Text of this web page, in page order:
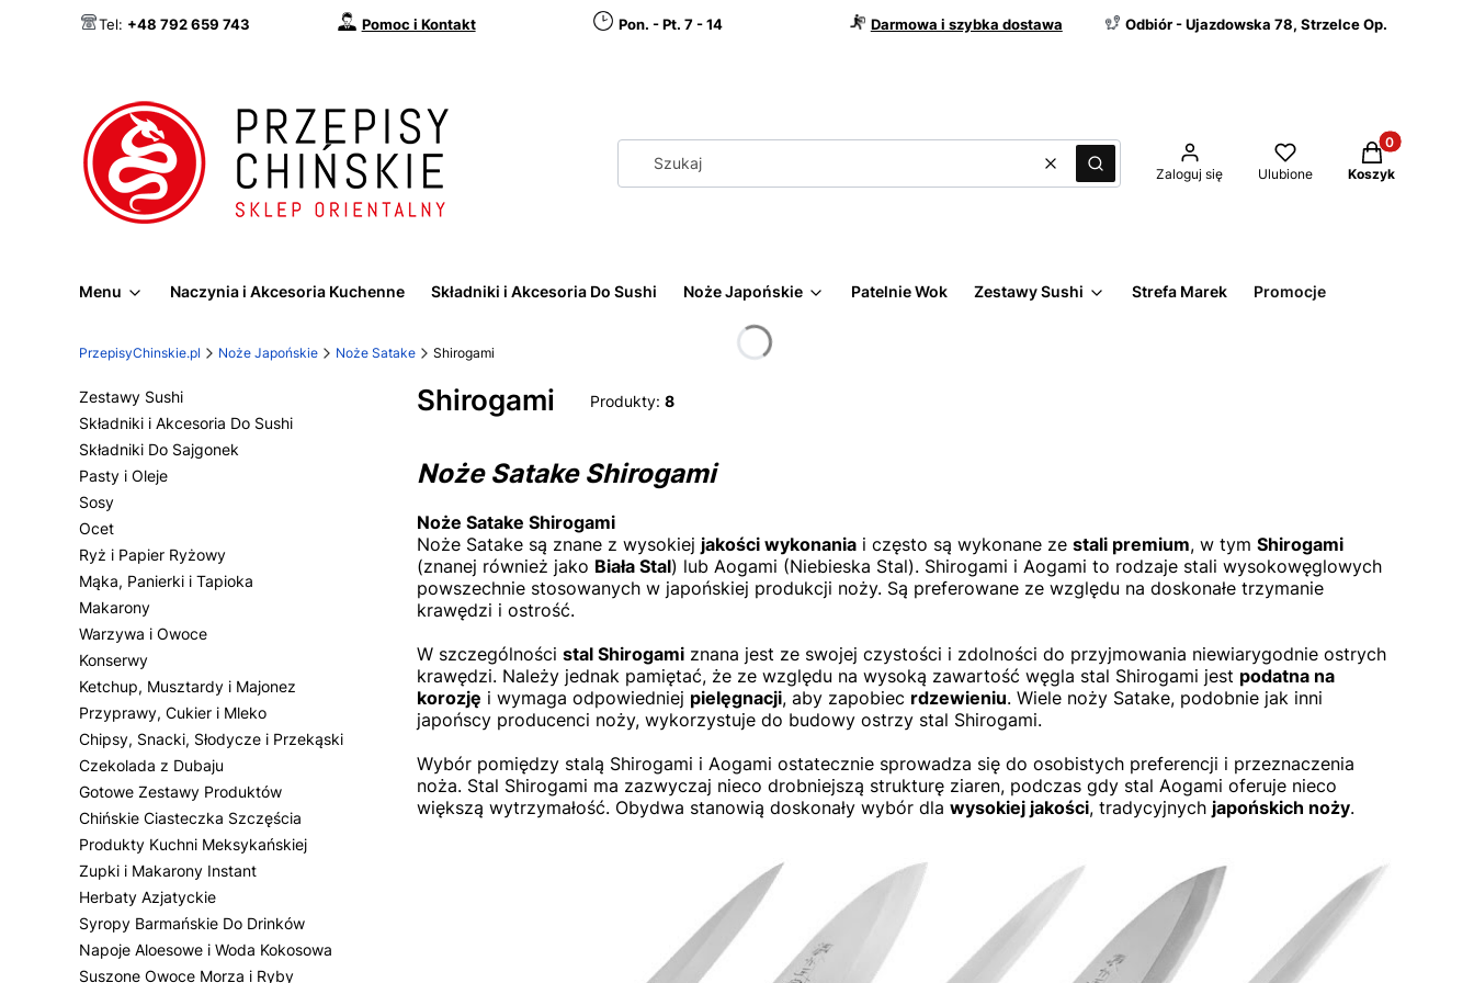
Tel: +48 792 659 743 Pomoc i Kontakt Pon. - Pt. 7 - 14 Darmowa i szybka dostawa Odbiór - Ujazdowska 78, Strzelce Op.
WyczyśćSzukaj Zaloguj się Ulubione
Produkty w
Koszyk
Menu Naczynia i Akcesoria Kuchenne Składniki i Akcesoria Do Sushi Noże Japońskie Patelnie Wok Zestawy Sushi Strefa Marek Promocje
PrzepisyChinskie.pl Noże Japońskie Noże Satake Shirogami
Zestawy Sushi
Składniki i Akcesoria Do Sushi
Składniki Do Sajgonek
Pasty i Oleje
Sosy
Ocet
Ryż i Papier Ryżowy
Mąka, Panierki i Tapioka
Makarony
Warzywa i Owoce
Konserwy
Ketchup, Musztardy i Majonez
Przyprawy, Cukier i Mleko
Chipsy, Snacki, Słodycze i Przekąski
Czekolada z Dubaju
Gotowe Zestawy Produktów
Chińskie Ciasteczka Szczęścia
Produkty Kuchni Meksykańskiej
Zupki i Makarony Instant
Herbaty Azjatyckie
Syropy Barmańskie Do Drinków
Napoje Aloesowe i Woda Kokosowa
Suszone Owoce Morza i Ryby
Shirogami Produkty: 8
Noże Satake Shirogami
Noże Satake Shirogami
Noże Satake są znane z wysokiej jakości wykonania i często są wykonane ze stali premium, w tym Shirogami
(znanej również jako Biała Stal) lub Aogami (Niebieska Stal). Shirogami i Aogami to rodzaje stali wysokowęglowych
powszechnie stosowanych w japońskiej produkcji noży. Są preferowane ze względu na doskonałe trzymanie
krawędzi i ostrość.
W szczególności stal Shirogami znana jest ze swojej czystości i zdolności do przyjmowania niewiarygodnie ostrych
krawędzi. Należy jednak pamiętać, że ze względu na wysoką zawartość węgla stal Shirogami jest podatna na
korozję i wymaga odpowiedniej pielęgnacji, aby zapobiec rdzewieniu. Wiele noży Satake, podobnie jak inni
japońscy producenci noży, wykorzystuje do budowy ostrzy stal Shirogami.
Wybór pomiędzy stalą Shirogami i Aogami ostatecznie sprowadza się do osobistych preferencji i przeznaczenia
noża. Stal Shirogami ma zazwyczaj nieco drobniejszą strukturę ziaren, podczas gdy stal Aogami oferuje nieco
większą wytrzymałość. Obydwa stanowią doskonały wybór dla wysokiej jakości, tradycyjnych japońskich noży.